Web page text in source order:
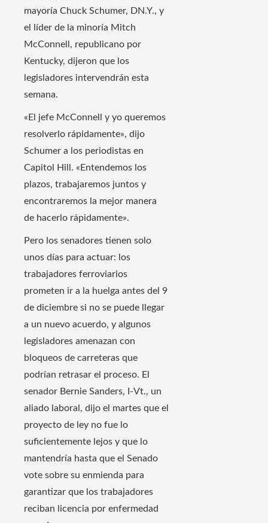
mayoría Chuck Schumer, DN.Y., y
el líder de la minoría Mitch
McConnell, republicano por
Kentucky, dijeron que los
legisladores intervendrán esta
semana.
«El jefe McConnell y yo queremos
resolverlo rápidamente», dijo
Schumer a los periodistas en
Capitol Hill. «Entendemos los
plazos, trabajaremos juntos y
encontraremos la mejor manera
de hacerlo rápidamente».
Pero los senadores tienen solo
unos días para actuar: los
trabajadores ferroviarios
prometen ir a la huelga antes del 9
de diciembre si no se puede llegar
a un nuevo acuerdo, y algunos
legisladores amenazan con
bloqueos de carreteras que
podrían retrasar el proceso. El
senador Bernie Sanders, I-Vt., un
aliado laboral, dijo el martes que el
proyecto de ley no fue lo
suficientemente lejos y que lo
mantendría hasta que el Senado
vote sobre su enmienda para
garantizar que los trabajadores
reciban licencia por enfermedad